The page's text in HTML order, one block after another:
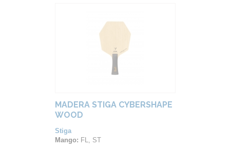
MADERA STIGA CYBERSHAPE
WOOD
Stiga
Mango: FL, ST